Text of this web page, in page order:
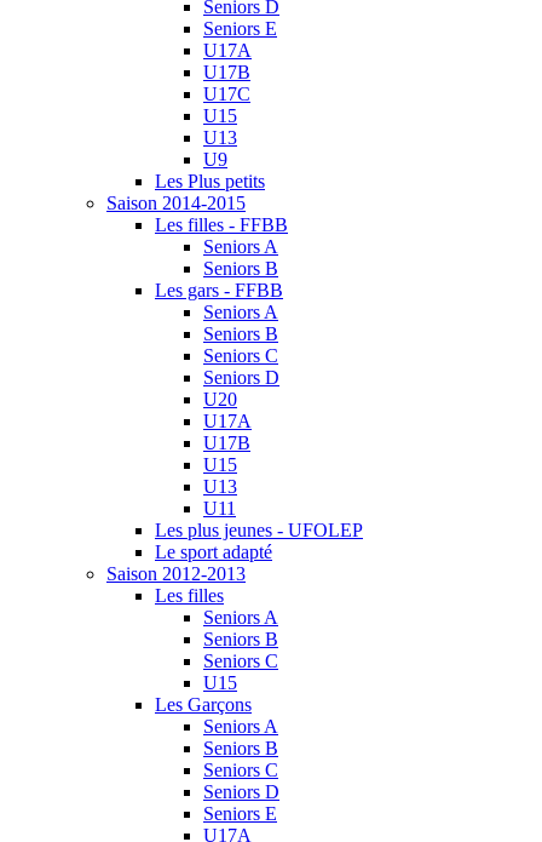
Seniors D
Seniors E
U17A
U17B
U17C
U15
U13
U9
Les Plus petits
Saison 2014-2015
Les filles - FFBB
Seniors A
Seniors B
Les gars - FFBB
Seniors A
Seniors B
Seniors C
Seniors D
U20
U17A
U17B
U15
U13
U11
Les plus jeunes - UFOLEP
Le sport adapté
Saison 2012-2013
Les filles
Seniors A
Seniors B
Seniors C
U15
Les Garçons
Seniors A
Seniors B
Seniors C
Seniors D
Seniors E
U17A